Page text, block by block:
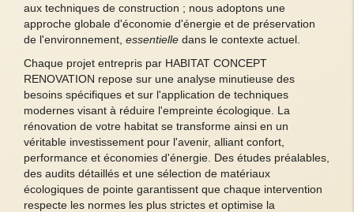
aux techniques de construction ; nous adoptons une
approche globale d'économie d'énergie et de préservation
de l'environnement, essentielle dans le contexte actuel.
Chaque projet entrepris par HABITAT CONCEPT
RENOVATION repose sur une analyse minutieuse des
besoins spécifiques et sur l'application de techniques
modernes visant à réduire l'empreinte écologique. La
rénovation de votre habitat se transforme ainsi en un
véritable investissement pour l'avenir, alliant confort,
performance et économies d'énergie. Des études préalables,
des audits détaillés et une sélection de matériaux
écologiques de pointe garantissent que chaque intervention
respecte les normes les plus strictes et optimise la